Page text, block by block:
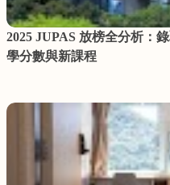
2025 JUPAS 放榜全分析：
學分數與新課程